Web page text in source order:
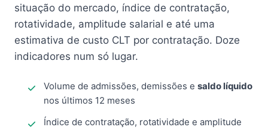
situação do mercado, índice de contratação,
rotatividade, amplitude salarial e até uma
estimativa de custo CLT por contratação. Doze
indicadores num só lugar.
Volume de admissões, demissões e saldo líquido
nos últimos 12 meses
Índice de contratação, rotatividade e amplitude